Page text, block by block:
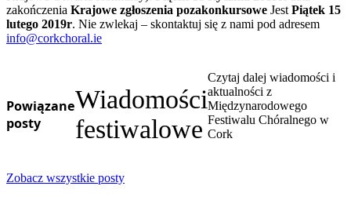
zakończenia Krajowe zgłoszenia pozakonkursowe Jest Piątek 15
lutego 2019r. Nie zwlekaj – skontaktuj się z nami pod adresem
info@corkchoral.ie
Powiązane
posty
Wiadomości
festiwalowe
Czytaj dalej wiadomości i
aktualności z
Międzynarodowego
Festiwalu Chóralnego w
Cork
Zobacz wszystkie posty